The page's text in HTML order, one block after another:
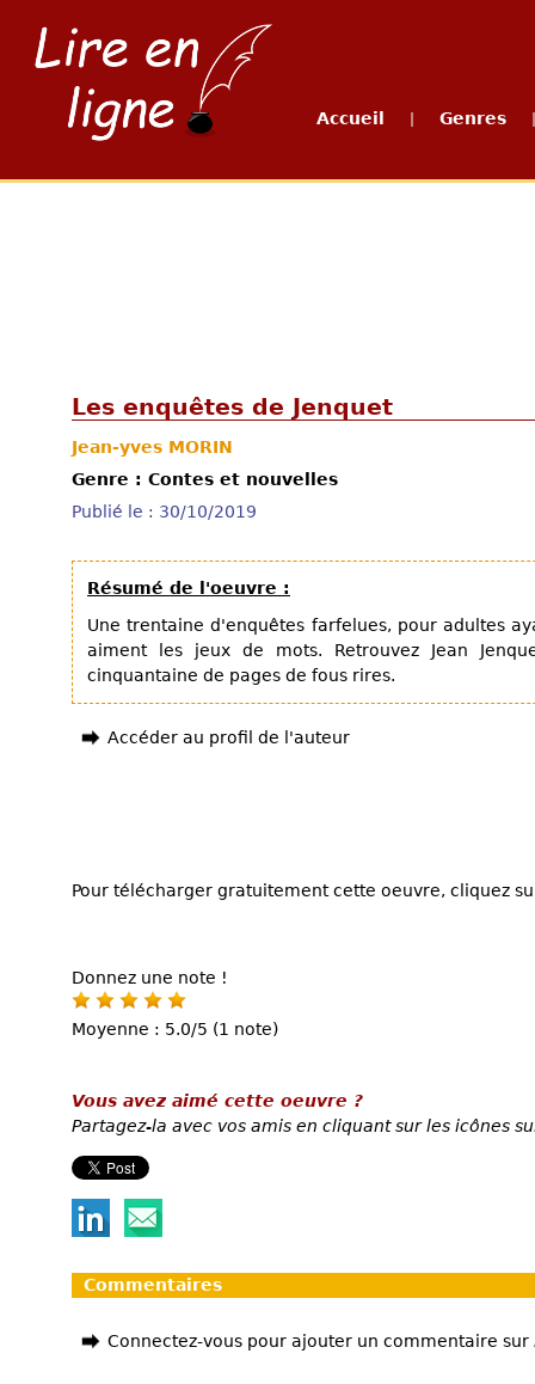
Accueil Genres
Les enquêtes de Jenquet
Jean-yves MORIN
Genre : Contes et nouvelles
Publié le : 30/10/2019
Résumé de l'oeuvre :
Une trentaine d'enquêtes farfelues, pour adultes
aiment les jeux de mots. Retrouvez Jean
cinquantaine de pages de fous rires.
Accéder au profil de l'auteur
Pour télécharger gratuitement cette oeuvre, cliquez
Donnez une note !
Moyenne : 5.0/5 (1 note)
Vous avez aimé cette oeuvre ?
Partagez-la avec vos amis en cliquant sur les icônes
Commentaires
Connectez-vous pour ajouter un commentaire sur